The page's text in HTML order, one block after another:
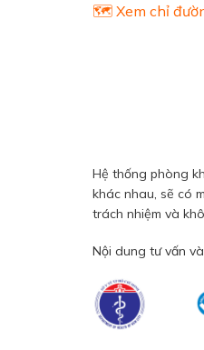
🗺️ Xem chỉ
Hệ thống phòng
khác nhau, sẽ có
trách nhiệm và
Nội dung tư vấn